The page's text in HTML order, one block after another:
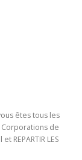
êtes tous les
de
REPARTIR LES